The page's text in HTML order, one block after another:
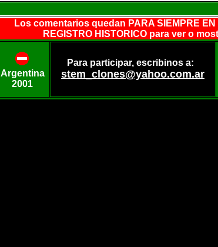
Los comentarios quedan PARA SIEMPRE
REGISTRO HISTORICO para ver o
Argentina
2001
Para participar, escribinos a:
stem_clones@yahoo.com.ar